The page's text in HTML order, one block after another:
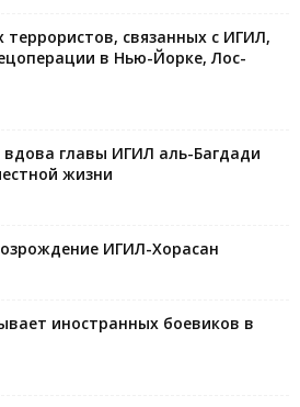
связанных с ИГИЛ,
в Нью-Йорке, Лос-
главы ИГИЛ аль-Багдади
жизни
ИГИЛ-Хорасан
иностранных боевиков в